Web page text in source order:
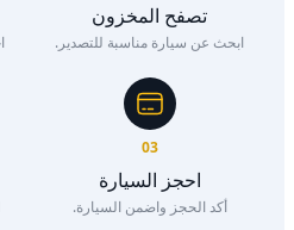
تصفح المخزون
ابحث عن سيارة مناسبة للتصدير.
03
احجز السيارة
أكد الحجز واضمن السيارة.